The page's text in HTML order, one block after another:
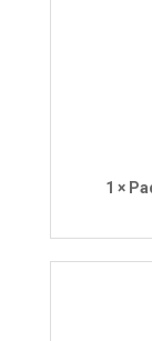
1 ×